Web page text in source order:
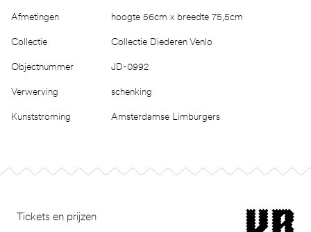
Afmetingen hoogte 56cm x breedte 75,5cm
Collectie Collectie Diederen Venlo
Objectnummer JD-0992
Verwerving schenking
Kunststroming Amsterdamse Limburgers
Tickets en prijzen museum van